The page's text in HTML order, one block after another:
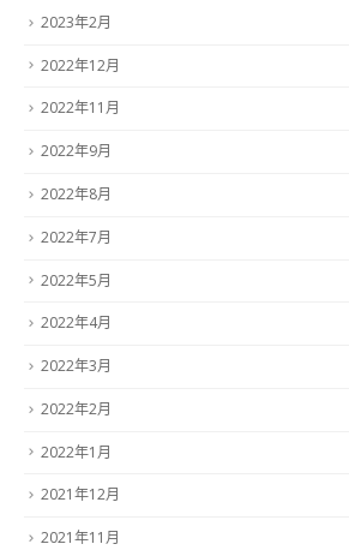
2023年2月
2022年12月
2022年11月
2022年9月
2022年8月
2022年7月
2022年5月
2022年4月
2022年3月
2022年2月
2022年1月
2021年12月
2021年11月